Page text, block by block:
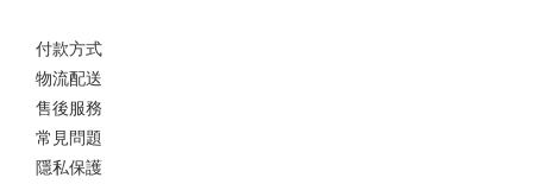
付款方式
物流配送
售後服務
常見問題
隱私保護